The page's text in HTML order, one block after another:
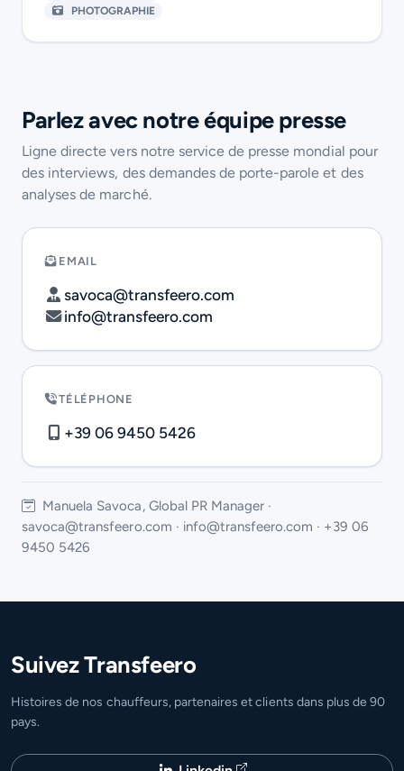
PHOTOGRAPHIE
Parlez avec notre équipe presse
Ligne directe vers notre service de presse mondial pour
des interviews, des demandes de porte-parole et des
analyses de marché.
EMAIL
savoca@transfeero.com
info@transfeero.com
TÉLÉPHONE
+39 06 9450 5426
Manuela Savoca, Global PR Manager ·
savoca@transfeero.com · info@transfeero.com · +39 06
9450 5426
Suivez Transfeero
Histoires de nos chauffeurs, partenaires et clients dans plus de 90
pays.